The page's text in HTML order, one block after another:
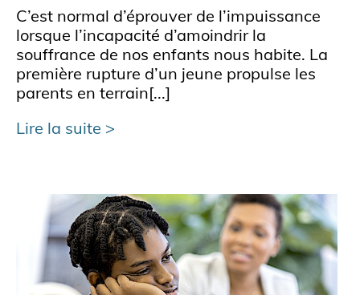
C’est normal d’éprouver de l’impuissance
lorsque l’incapacité d’amoindrir la
souffrance de nos enfants nous habite. La
première rupture d’un jeune propulse les
parents en terrain[...]
Lire la suite